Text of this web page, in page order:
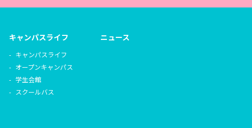
キャンパスライフ
キャンパスライフ
オープンキャンパス
学生会館
スクールバス
ニュース